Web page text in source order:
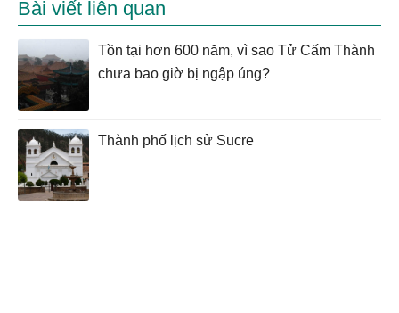
Bài viết liên quan
Tồn tại hơn 600 năm, vì sao Tử Cấm Thành
chưa bao giờ bị ngập úng?
Thành phố lịch sử Sucre